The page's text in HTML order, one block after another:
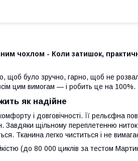
чохлом - Коли затишок,
щоб було зручно, гарно, щоб не
цим вимогам — і робить це на 100%.
як надійне
і довговічності. Її рельєфна
Завдяки щільному переплетенню
Тканина легко чиститься і не
(до 80 000 циклів за тестом